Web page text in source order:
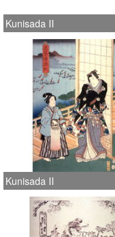
Kunisada II
Kunisada II